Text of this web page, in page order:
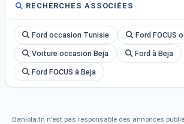
RECHERCHES ASSOCIÉES
Ford occasion Tunisie Ford FOCUS
Voiture occasion Beja Ford à Beja
Ford FOCUS à Beja
Baniola.tn n'est pas responsable des annonces